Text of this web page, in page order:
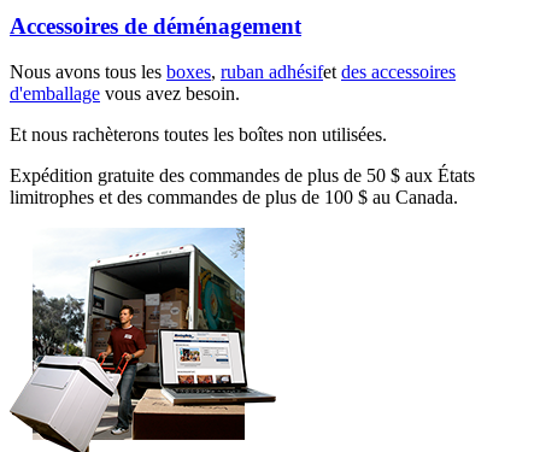
Accessoires de déménagement
Nous avons tous les boxes, ruban adhésifetdes accessoires
d'emballage vous avez besoin.
Et nous rachèterons toutes les boîtes non utilisées.
Expédition gratuite des commandes de plus de 50 $ aux États
limitrophes et des commandes de plus de 100 $ au Canada.